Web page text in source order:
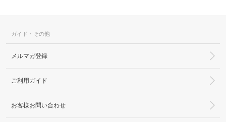
ガイド・その他
メルマガ登録
ご利用ガイド
お客様お問い合わせ